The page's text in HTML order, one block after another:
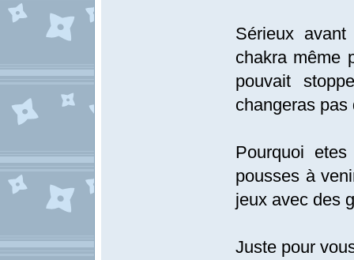
Sérieux
chakra même
pouvait
changeras pas
Pourquoi
pousses à
jeux avec des
Juste pour